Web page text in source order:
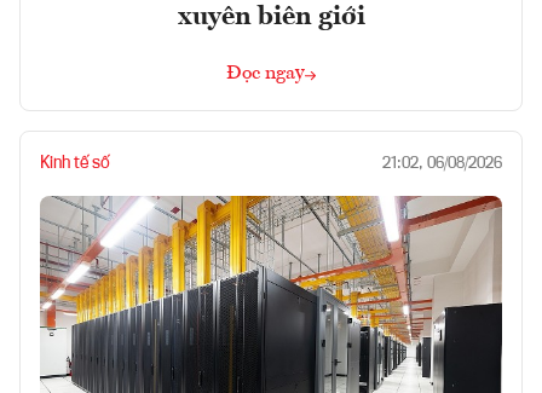
xuyên biên giới
Đọc ngay
Kinh tế số 21:02, 06/08/2026